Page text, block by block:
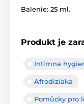
Balenie: 25 ml.
Produkt je
Intímna
Afrodiziaka
Pomůcky pro